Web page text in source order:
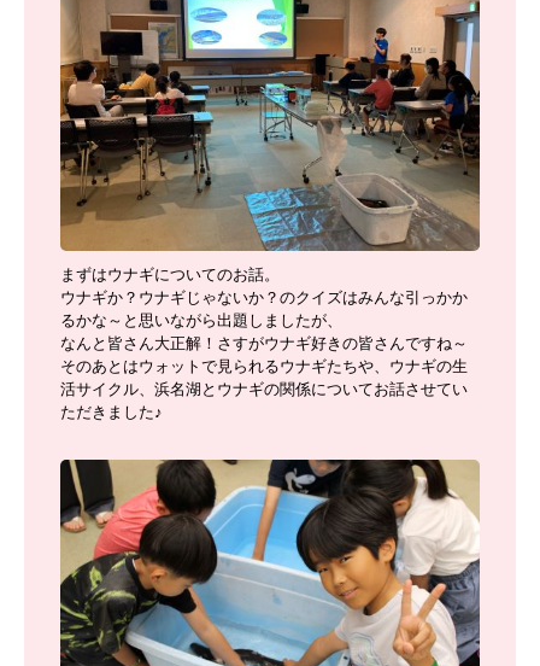
まずはウナギについてのお話。
ウナギか？ウナギじゃないか？のクイズはみんな引っかか
るかな～と思いながら出題しましたが、
なんと皆さん大正解！さすがウナギ好きの皆さんですね～
そのあとはウォットで見られるウナギたちや、ウナギの生
活サイクル、浜名湖とウナギの関係についてお話させてい
ただきました♪